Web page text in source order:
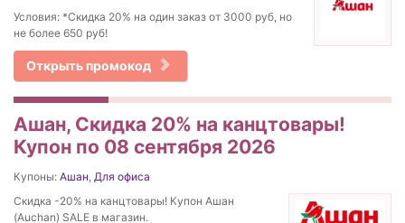
Условия: *Скидка 20% на один заказ от 3000 руб, но
не более 650 руб!
Открыть промокод
Ашан, Скидка 20% на канцтовары!
Купон по 08 сентября 2026
Купоны: Ашан, Для офиса
Скидка -20% на канцтовары! Купон Ашан
(Auchan) SALE в магазин.